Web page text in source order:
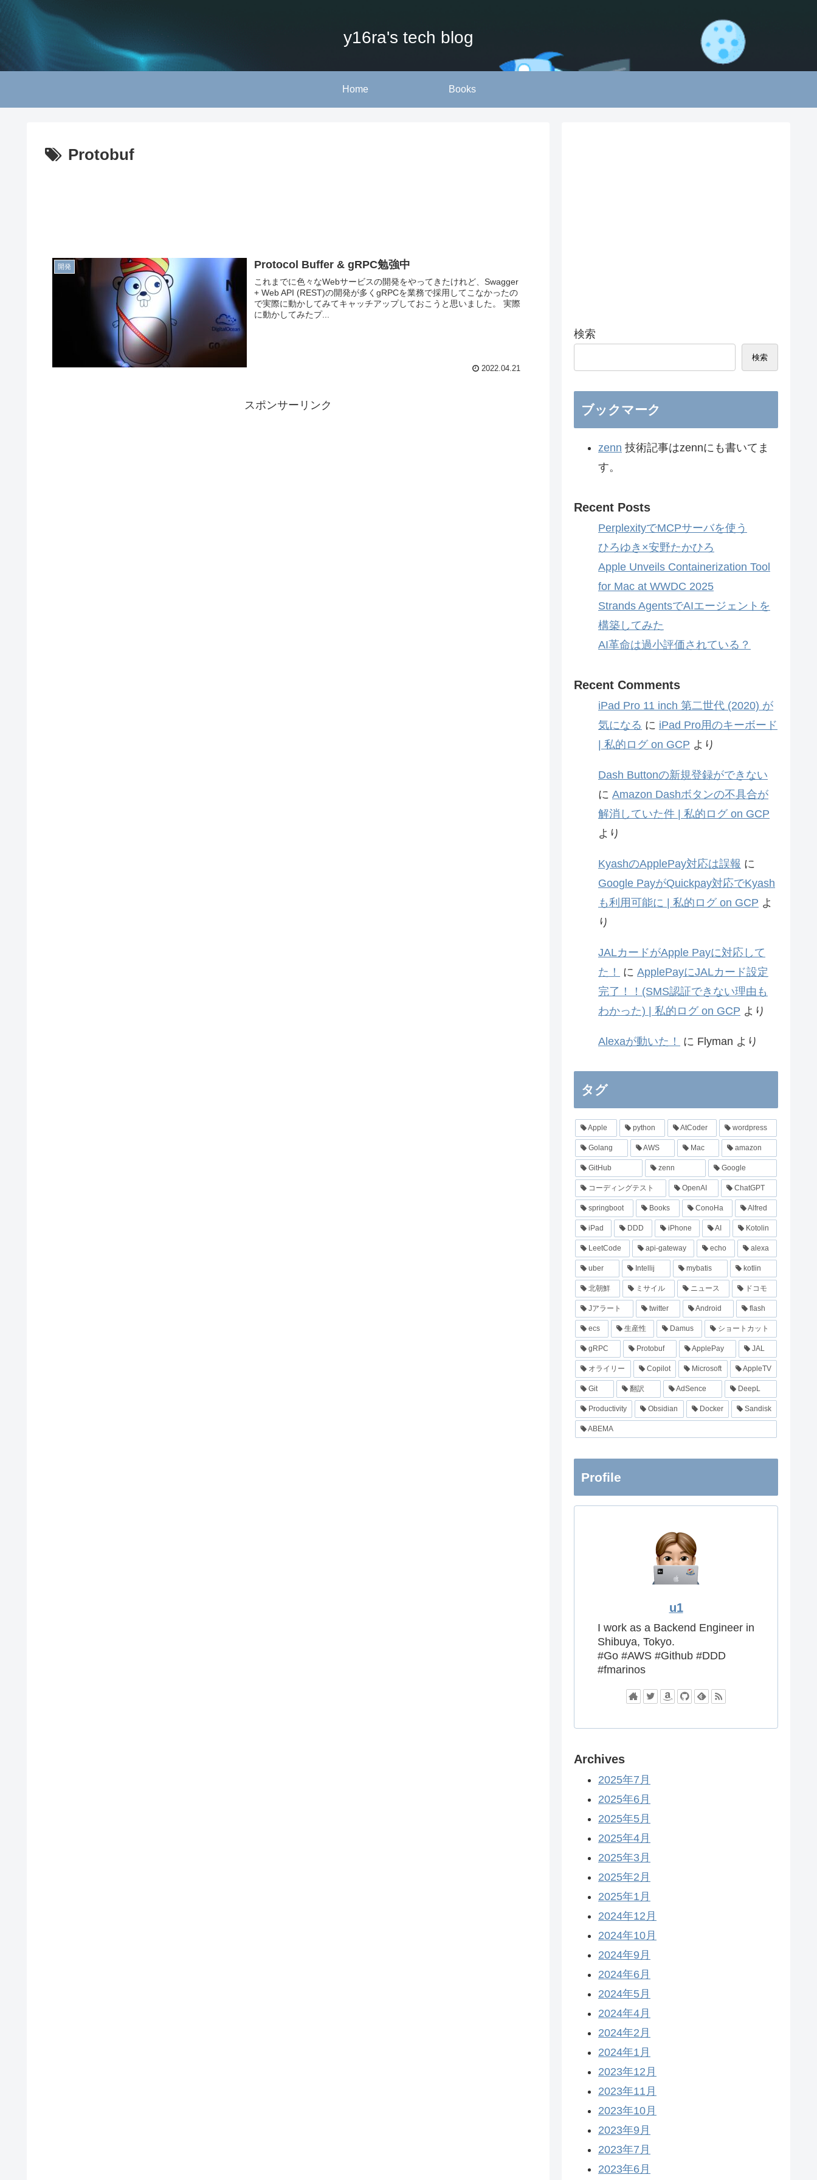
y16ra's tech blog
Home Books
Protobuf
開発 Protocol Buffer & gRPC勉強中
これまでに色々なWebサービスの開発をやってきたけれど、Swagger
+ Web API (REST)の開発が多くgRPCを業務で採用してこなかったの
で実際に動かしてみてキャッチアップしておこうと思いました。 実際
に動かしてみたプ...
2022.04.21
スポンサーリンク
検索
検索
ブックマーク
zenn 技術記事はzennにも書いてま
す。
Recent Posts
PerplexityでMCPサーバを使う
ひろゆき×安野たかひろ
Apple Unveils Containerization Tool
for Mac at WWDC 2025
Strands AgentsでAIエージェントを
構築してみた
AI革命は過小評価されている？
Recent Comments
iPad Pro 11 inch 第二世代 (2020) が
気になる に iPad Pro用のキーボード
| 私的ログ on GCP より
Dash Buttonの新規登録ができない
に Amazon Dashボタンの不具合が
解消していた件 | 私的ログ on GCP
より
KyashのApplePay対応は誤報 に
Google PayがQuickpay対応でKyash
も利用可能に | 私的ログ on GCP よ
り
JALカードがApple Payに対応して
た！
に ApplePayにJALカード設定
完了！！(SMS認証できない理由も
わかった) | 私的ログ on GCP より
Alexaが動いた！ に Flyman より
タグ
Apple python AtCoder wordpress
Golang AWS Mac amazon
GitHub zenn Google
コーディングテスト OpenAI ChatGPT
springboot Books ConoHa Alfred
iPad DDD iPhone AI Kotolin
LeetCode api-gateway echo alexa
uber Intellij mybatis kotlin
北朝鮮 ミサイル ニュース ドコモ
Jアラート twitter Android flash
ecs 生産性 Damus ショートカット
gRPC Protobuf ApplePay JAL
オライリー Copilot Microsoft AppleTV
Git 翻訳 AdSence DeepL
Productivity Obsidian Docker Sandisk
ABEMA
Profile
u1
I work as a Backend Engineer in
Shibuya, Tokyo.
#Go #AWS #Github #DDD
#fmarinos
Archives
2025年7月
2025年6月
2025年5月
2025年4月
2025年3月
2025年2月
2025年1月
2024年12月
2024年10月
2024年9月
2024年6月
2024年5月
2024年4月
2024年2月
2024年1月
2023年12月
2023年11月
2023年10月
2023年9月
2023年7月
2023年6月